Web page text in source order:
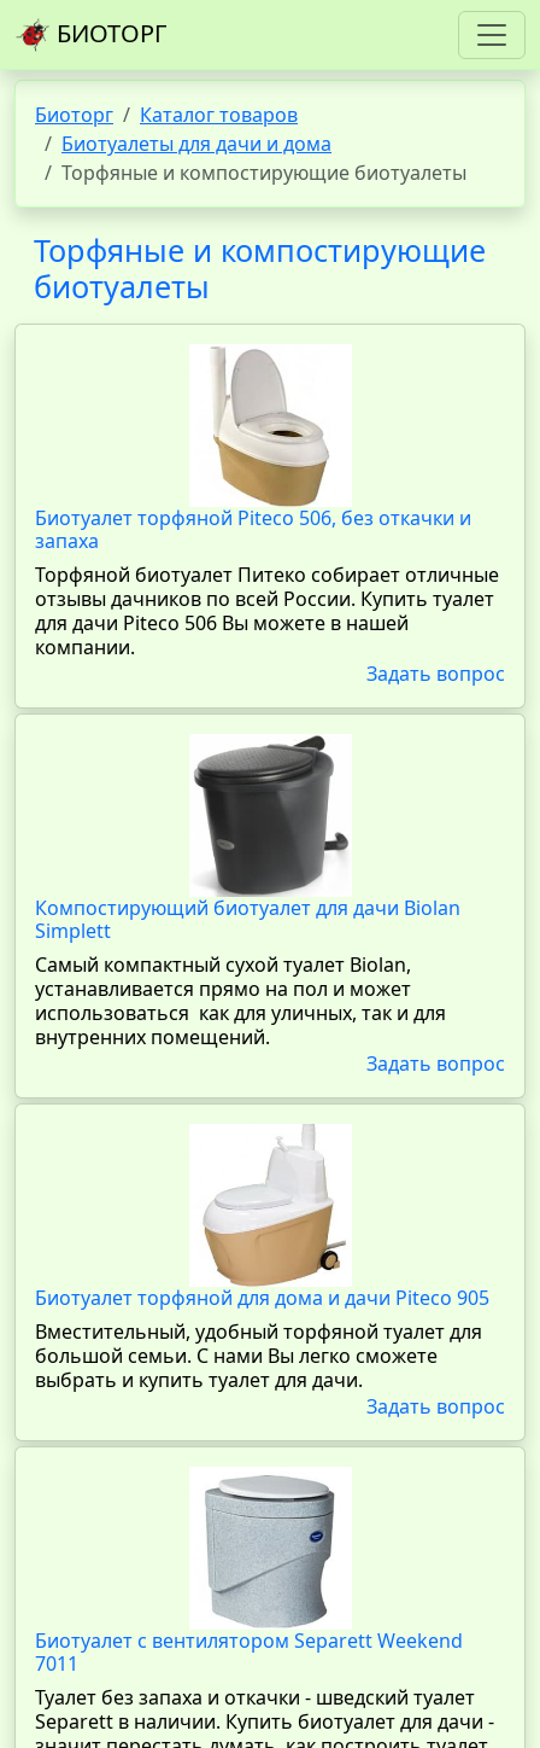
БИОТОРГ
Биоторг
Каталог товаров
Биотуалеты для дачи и дома
Торфяные и компостирующие биотуалеты
Торфяные и компостирующие
биотуалеты
Биотуалет торфяной Piteco 506, без откачки и
запаха
Торфяной биотуалет Питеко собирает отличные
отзывы дачников по всей России. Купить туалет
для дачи Piteco 506 Вы можете в нашей
компании.
Задать вопрос
Компостирующий биотуалет для дачи Biolan
Simplett
Самый компактный сухой туалет Biolan,
устанавливается прямо на пол и может
использоваться как для уличных, так и для
внутренних помещений.
Задать вопрос
Биотуалет торфяной для дома и дачи Piteco 905
Вместительный, удобный торфяной туалет для
большой семьи. С нами Вы легко сможете
выбрать и купить туалет для дачи.
Задать вопрос
Биотуалет с вентилятором Separett Weekend
7011
Туалет без запаха и откачки - шведский туалет
Separett в наличии. Купить биотуалет для дачи -